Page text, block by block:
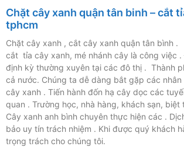
Chặt cây xanh quận tân binh – cắt
tphcm
Chặt cây xanh , cắt cây xanh quận tân bình .
cắt tỉa cây xanh, mé nhánh cây là công việc
định kỳ thường xuyên tại các đô thị . Thành
cả nước. Chúng ta dễ dàng bắt gặp các
cây xanh . Tiến hành đốn hạ cây dọc các
quan . Trường học, nhà hàng, khách sạn,
Cây xanh anh bình chuyên thực hiện các .
bảo uy tín trách nhiệm . Khi được quý khách
trọng trách cho chúng tôi.